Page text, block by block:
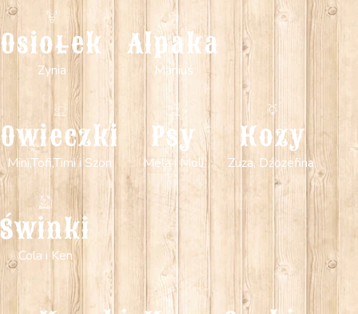
Osiołek
Zynia
Alpaka
Maniuś
Owieczki
Mini,Tofi,Timi i Szon
Psy
Mela i Moli
Kozy
Zuza, Dźozefina,
Świnki
Cola i Ken